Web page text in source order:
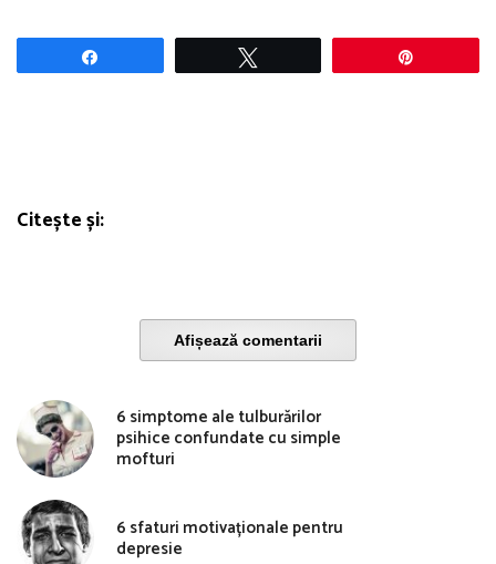
Citește și:
Afișează comentarii
6 simptome ale tulburărilor
psihice confundate cu simple
mofturi
6 sfaturi motivaționale pentru
depresie